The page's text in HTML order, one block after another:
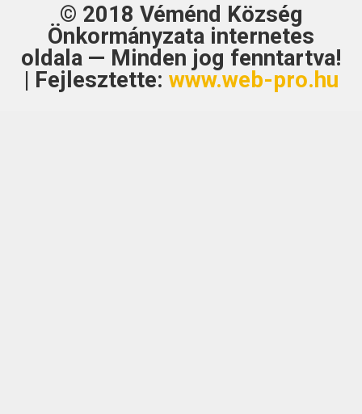
© 2018 Véménd Község
Önkormányzata internetes
oldala — Minden jog fenntartva!
| Fejlesztette: www.web-pro.hu